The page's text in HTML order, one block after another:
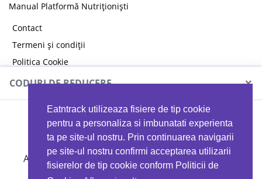
Eatntrack utilizeaza fisiere de tip cookie
pentru a personaliza si imbunatati experienta
ta pe site-ul nostru. Prin continuarea navigarii
pe site-ul nostru confirmi acceptarea utilizarii
fisierelor de tip cookie conform Politicii de
Manual Platformă Nutriționiști
Contact
Termeni și condiții
Politica Cookie
Politica de confidențialitate
CODURI DE REDUCERE ×
MYPROTEIN
Ai 40%reducere la orice comandă folosind codul
EATTRACK